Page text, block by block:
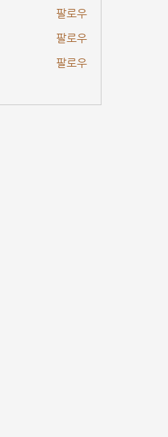
팔로우
팔로우
팔로우